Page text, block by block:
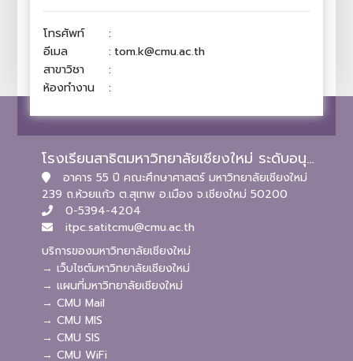
โทรศัพท์
:
อีเมล
: tom.k@cmu.ac.th
สาขาวิชา
:
ห้องทำงาน
:
โรงเรียนสาธิตมหาวิทยาลัยเชียงใหม่ ระดับอนุบาลและประถมศึกษา
อาคาร 55 ปี คณะศึกษาศาสตร์ มหาวิทยาลัยเชียงใหม่
239 ถ.ห้วยแก้ว ต.สุเทพ อ.เมือง จ.เชียงใหม่ 50200
0-5394-4204
itpc.satitcmu@cmu.ac.th
บริการของมหาวิทยาลัยเชียงใหม่
→ เว็บไซต์มหาวิทยาลัยเชียงใหม่
→ แผนที่มหาวิทยาลัยเชียงใหม่
→ CMU Mail
→ CMU MIS
→ CMU SIS
→ CMU WiFi